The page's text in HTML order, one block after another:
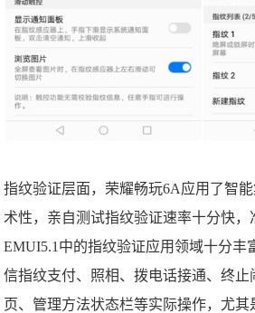
指纹验证层面，荣耀畅玩6A应用了智
术性，亲自测试指纹验证速率十分快，
EMUI5.1中的指纹验证应用领域十分丰
信指纹支付、照相、拨电话接通、终止
页、管理方法状态栏等实际操作，尤其